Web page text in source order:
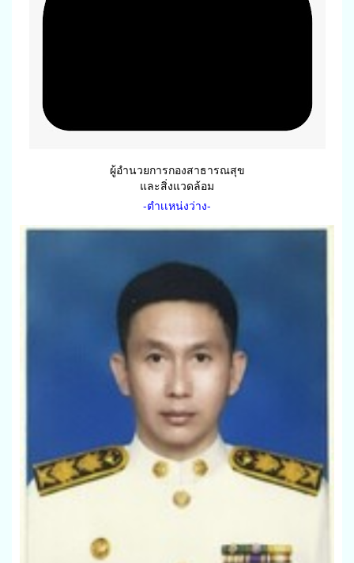
ผู้อำนวยการกองสาธารณสุข
และสิ่งแวดล้อม
-ตำเเหน่งว่าง-